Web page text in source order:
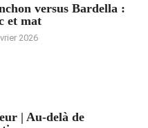
versus Bardella :
et mat
2026
| Au-delà de